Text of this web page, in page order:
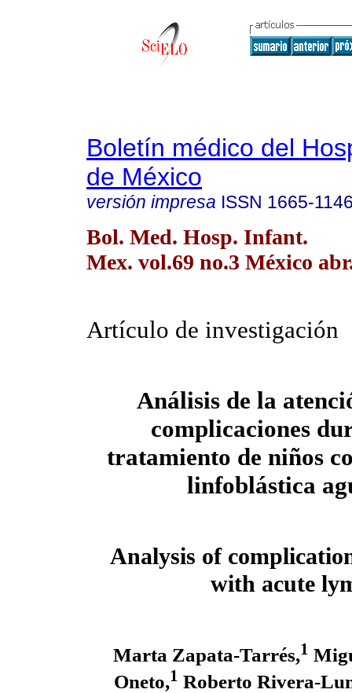
Boletín médico del
de México
versión impresa ISSN 1665-
Bol. Med. Hosp. Infant.
Mex. vol.69 no.3 México
Artículo de investigación
Análisis de la
complicaciones
tratamiento de niños
linfoblástica
Analysis of
with acute
Marta Zapata-Tarrés,1
Oneto,1 Roberto Rivera-